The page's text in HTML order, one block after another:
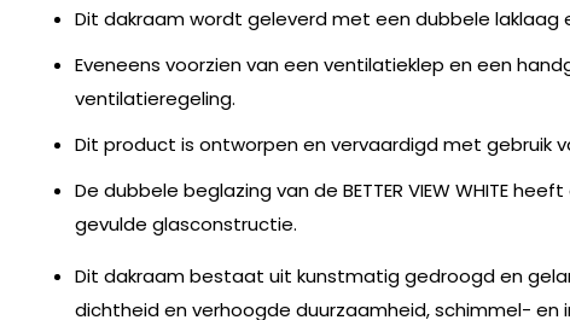
Dit dakraam wordt geleverd met een dubbele
Eveneens voorzien van een ventilatieklep en een
ventilatieregeling.
Dit product is ontworpen en vervaardigd met
De dubbele beglazing van de BETTER VIEW WHITE
gevulde glasconstructie.
Dit dakraam bestaat uit kunstmatig gedroogd en
dichtheid en verhoogde duurzaamheid, schimmel-